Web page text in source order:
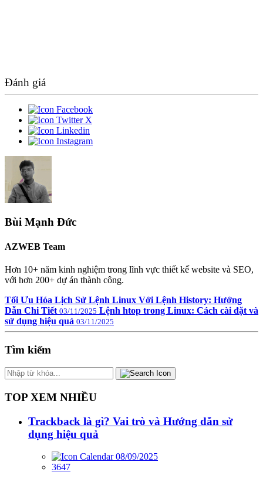
Đánh giá
Bùi Mạnh Đức
AZWEB Team
Hơn 10+ năm kinh nghiệm trong lĩnh vực thiết kế website và SEO,
với hơn 200+ dự án thành công.
Tối Ưu Hóa Lịch Sử Lệnh Linux Với Lệnh History: Hướng
Dẫn Chi Tiết 03/11/2025 Lệnh htop trong Linux: Cách cài đặt và
sử dụng hiệu quả 03/11/2025
Tìm kiếm
TOP XEM NHIỀU
Trackback là gì? Vai trò và Hướng dẫn sử
dụng hiệu quả
08/09/2025
3647